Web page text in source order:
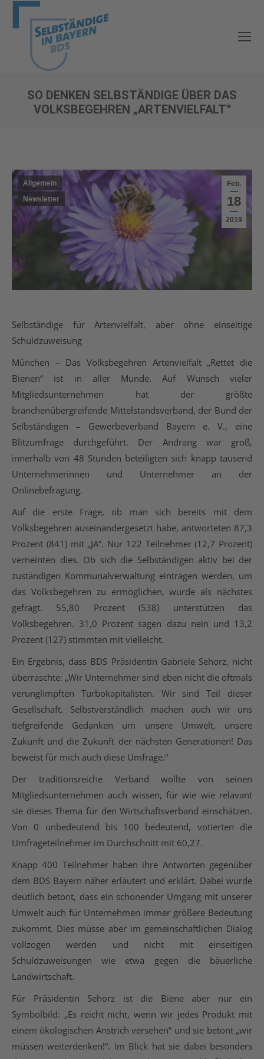
SO DENKEN SELBSTÄNDIGE ÜBER DAS
VOLKSBEGEHREN „ARTENVIELFALT“
Feb.
18
2019
Allgemein
Newsletter
Selbständige für Artenvielfalt, aber ohne einseitige
Schuldzuweisung
München – Das Volksbegehren Artenvielfalt „Rettet die
Bienen“ ist in aller Munde. Auf Wunsch vieler
Mitgliedsunternehmen hat der größte
branchenübergreifende Mittelstandsverband, der Bund der
Selbständigen – Gewerbeverband Bayern e. V., eine
Blitzumfrage durchgeführt. Der Andrang war groß,
innerhalb von 48 Stunden beteiligten sich knapp tausend
Unternehmerinnen und Unternehmer an der
Onlinebefragung.
Auf die erste Frage, ob man sich bereits mit dem
Volksbegehren auseinandergesetzt habe, antworteten 87,3
Prozent (841) mit „JA“. Nur 122 Teilnehmer (12,7 Prozent)
verneinten dies. Ob sich die Selbständigen aktiv bei der
zuständigen Kommunalverwaltung eintragen werden, um
das Volksbegehren zu ermöglichen, wurde als nächstes
gefragt. 55,80 Prozent (538) unterstützen das
Volksbegehren. 31,0 Prozent sagen dazu nein und 13,2
Prozent (127) stimmten mit vielleicht.
Ein Ergebnis, dass BDS Präsidentin Gabriele Sehorz, nicht
überraschte: „Wir Unternehmer sind eben nicht die oftmals
verunglimpften Turbokapitalisten. Wir sind Teil dieser
Gesellschaft. Selbstverständlich machen auch wir uns
tiefgreifende Gedanken um unsere Umwelt, unsere
Zukunft und die Zukunft der nächsten Generationen! Das
beweist für mich auch diese Umfrage.“
Der traditionsreiche Verband wollte von seinen
Mitgliedsunternehmen auch wissen, für wie wie relavant
sie dieses Thema für den Wirtschaftsverband einschätzen.
Von 0 unbedeutend bis 100 bedeutend, votierten die
Umfrageteilnehmer im Durchschnitt mit 60,27.
Knapp 400 Teilnehmer haben ihre Antworten gegenüber
dem BDS Bayern näher erläutert und erklärt. Dabei wurde
deutlich betont, dass ein schonender Umgang mit unserer
Umwelt auch für Unternehmen immer größere Bedeutung
zukommt. Dies müsse aber im gemeinschaftlichen Dialog
vollzogen werden und nicht mit einseitigen
Schuldzuweisungen wie etwa gegen die bäuerliche
Landwirtschaft.
Für Präsidentin Sehorz ist die Biene aber nur ein
Symbolbild: „Es reicht nicht, wenn wir jedes Produkt mit
einem ökologischen Anstrich versehen“ und sie betont „wir
müssen weiterdenken!“. Im Blick hat sie dabei besonders